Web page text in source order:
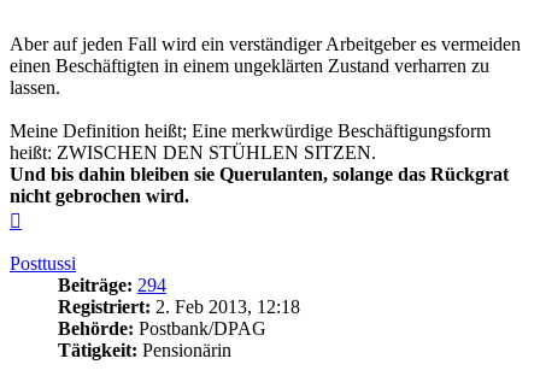
Aber auf jeden Fall wird ein verständiger Arbeitgeber es vermeiden
einen Beschäftigten in einem ungeklärten Zustand verharren zu
lassen.
Meine Definition heißt; Eine merkwürdige Beschäftigungsform
heißt: ZWISCHEN DEN STÜHLEN SITZEN.
Und bis dahin bleiben sie Querulanten, solange das Rückgrat
nicht gebrochen wird.
Posttussi
Beiträge: 294
Registriert: 2. Feb 2013, 12:18
Behörde: Postbank/DPAG
Tätigkeit: Pensionärin